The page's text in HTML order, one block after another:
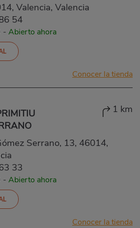
Valencia, Valencia
54
- Abierto ahora
Conocer la tienda
1 km
Serrano, 13, 46014,
33
- Abierto ahora
Conocer la tienda